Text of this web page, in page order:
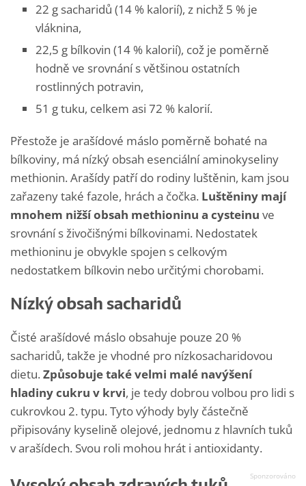
22 g sacharidů (14 % kalorií), z nichž 5 % je
vláknina,
22,5 g bílkovin (14 % kalorií), což je poměrně
hodně ve srovnání s většinou ostatních
rostlinných potravin,
51 g tuku, celkem asi 72 % kalorií.
Přestože je arašídové máslo poměrně bohaté na
bílkoviny, má nízký obsah esenciální aminokyseliny
methionin. Arašídy patří do rodiny luštěnin, kam jsou
zařazeny také fazole, hrách a čočka. Luštěniny mají
mnohem nižší obsah methioninu a cysteinu ve
srovnání s živočišnými bílkovinami. Nedostatek
methioninu je obvykle spojen s celkovým
nedostatkem bílkovin nebo určitými chorobami.
Nízký obsah sacharidů
Čisté arašídové máslo obsahuje pouze 20 %
sacharidů, takže je vhodné pro nízkosacharidovou
dietu. Způsobuje také velmi malé navýšení
hladiny cukru v krvi, je tedy dobrou volbou pro lidi s
cukrovkou 2. typu. Tyto výhody byly částečně
připisovány kyselině olejové, jednomu z hlavních tuků
v arašídech. Svou roli mohou hrát i antioxidanty.